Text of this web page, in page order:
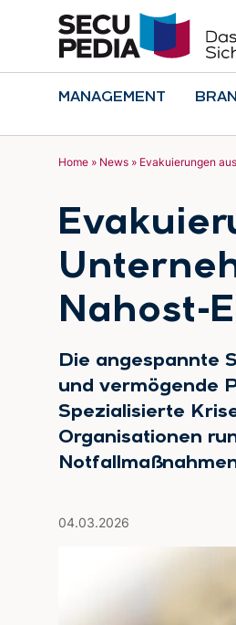
MANAGEMENT
Home » News » Evakuierungen
Nahost-
Die angespannte
und vermögende
Spezialisierte
Organisationen
04.03.2026